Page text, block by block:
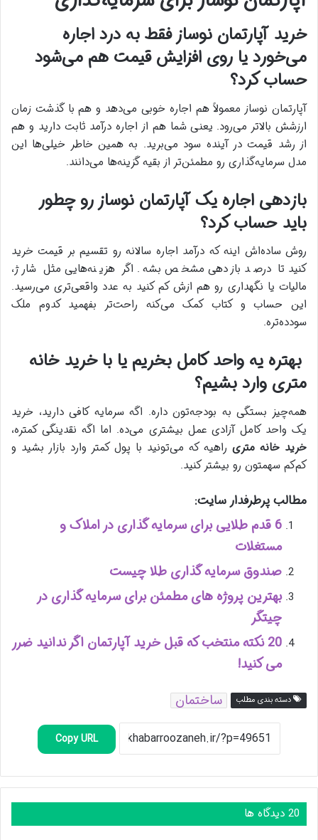
خرید آپارتمان نوساز فقط به درد اجاره
می‌خورد یا روی افزایش قیمت هم می‌شود
حساب کرد؟
آپارتمان نوساز معمولاً هم اجاره خوبی می‌دهد و هم با گذشت زمان
ارزشش بالاتر می‌رود. یعنی شما هم از اجاره درآمد ثابت دارید و هم
از رشد قیمت در آینده سود می‌برید. به همین خاطر خیلی‌ها این
مدل سرمایه‌گذاری رو مطمئن‌تر از بقیه گزینه‌ها می‌دانند.
بازدهی اجاره یک آپارتمان نوساز رو چطور
باید حساب کرد؟
روش ساده‌اش اینه که درآمد اجاره سالانه رو تقسیم بر قیمت خرید
کنید تا درصد بازدهی مشخص بشه. اگر هزینه‌هایی مثل شارژ،
مالیات یا نگهداری رو هم ازش کم کنید به عدد واقعی‌تری می‌رسید.
این حساب و کتاب کمک می‌کنه راحت‌تر بفهمید کدوم ملک
سودده‌تره.
بهتره یه واحد کامل بخریم یا با خرید خانه
متری وارد بشیم؟
همه‌چیز بستگی به بودجه‌تون داره. اگه سرمایه کافی دارید، خرید
یک واحد کامل آزادی عمل بیشتری می‌ده. اما اگه نقدینگی کمتره،
خرید خانه متری راهیه که می‌تونید با پول کمتر وارد بازار بشید و
کم‌کم سهمتون رو بیشتر کنید.
مطالب پرطرفدار سایت:
6 قدم طلایی برای سرمایه گذاری در املاک و
مستغلات
صندوق سرمایه گذاری طلا چیست
بهترین پروژه های مطمئن برای سرمایه گذاری در
چیتگر
20 نکته منتخب که قبل خرید آپارتمان اگر ندانید ضرر
می کنید!
دسته بندی مطلب ساختمان
Copy URL
‫20 دیدگاه ها